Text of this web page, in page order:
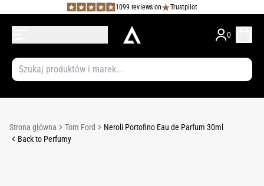
1099 reviews on Trustpilot
0
Strona główna Tom Ford
Neroli Portofino Eau de Parfum 30ml
Back to Perfumy